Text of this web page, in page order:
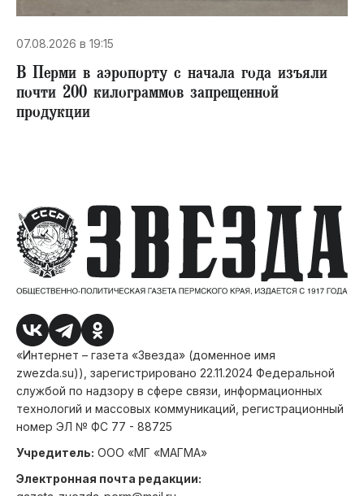
07.08.2026 в 19:15
В Перми в аэропорту с начала года изъяли
почти 200 килограммов запрещенной
продукции
«Интернет – газета «Звезда» (доменное имя
zwezda.su)), зарегистрировано 22.11.2024 Федеральной
службой по надзору в сфере связи, информационных
технологий и массовых коммуникаций, регистрационный
номер ЭЛ № ФС 77 - 88725
Учредитель: ООО «МГ «МАГМА»
Электронная почта редакции: